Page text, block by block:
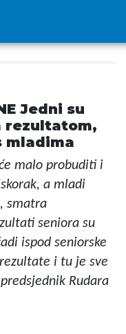
Jedni su
rezultatom,
mladima
malo probuditi i
a mladi
smatra
seniora su
ispod seniorske
i tu je sve
Rudara